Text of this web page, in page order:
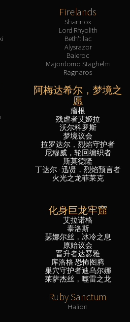
Firelands
Shannox
Lord Rhyolith
Beth'tilac
Alysrazor
Baleroc
Majordomo Staghelm
Ragnaros
阿梅达希尔，梦境之
愿
瘤根
残虐者艾姬拉
沃尔科罗斯
梦境议会
拉罗达尔，烈焰守护者
尼穆威，轮回编织者
斯莫德隆
丁达尔 · 迅贤，烈焰预言者
火光之龙菲莱克
化身巨龙牢窟
艾拉诺格
泰洛斯
瑟娜尔丝，冰冷之息
原始议会
晋升者达瑟雅
库洛格·恐怖图腾
巢穴守护者迪乌尔娜
莱萨杰丝，噬雷之龙
Ruby Sanctum
Halion